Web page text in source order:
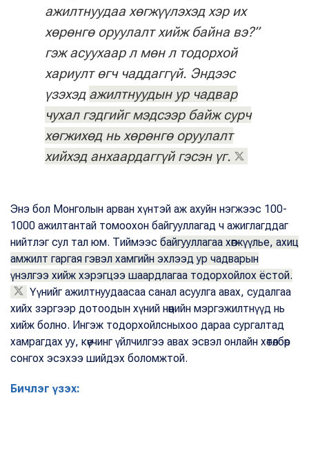
ажилтнуудаа хөгжүүлэхэд хэр их
хөрөнгө оруулалт хийж байна вэ?”
гэж асуухаар л мөн л тодорхой
хариулт өгч чаддаггүй. Эндээс
үзэхэд ажилтнуудын ур чадвар
чухал гэдгийг мэдсээр байж сурч
хөгжихөд нь хөрөнгө оруулалт
хийхэд анхаардаггүй гэсэн үг.
Энэ бол Монголын арван хүнтэй аж ахуйн нэгжээс 100-
1000 ажилтантай томоохон байгууллагад ч ажиглагддаг
нийтлэг сул тал юм. Тиймээс байгууллагаа хөгжүүлье, ахиц
амжилт гаргая гэвэл хамгийн эхлээд ур чадварын
үнэлгээ хийж хэрэгцээ шаардлагаа тодорхойлох ёстой.
Үүнийг ажилтнуудаасаа санал асуулга авах, судалгаа
хийх зэргээр дотоодын хүний нөөцийн мэргэжилтнүүд нь
хийж болно. Ингэж тодорхойлсныхоо дараа сургалтад
хамрагдах уу, көүчинг үйлчилгээ авах эсвэл онлайн хөтөлбөр
сонгох эсэхээ шийдэх боломжтой.
Бичлэг үзэх: